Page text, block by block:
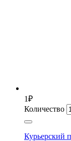
1₽
Количество
Курьерский